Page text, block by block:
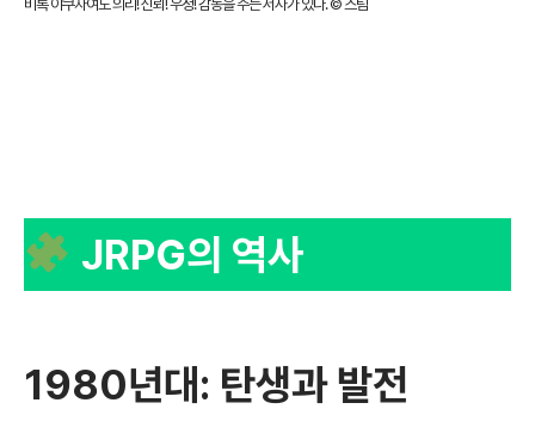
비록 야쿠자여도 의리! 신뢰! 우정! 감동을 주는 서사가 있다. © 스팀
JRPG의 역사
1980년대: 탄생과 발전